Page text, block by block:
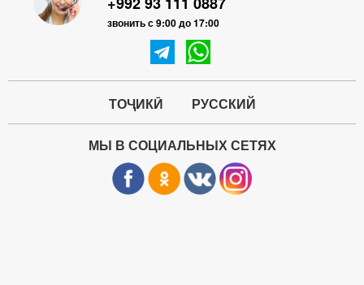
звонить с 9:00 до 17:00
ТОҶИКӢ РУССКИЙ
МЫ В СОЦИАЛЬНЫХ СЕТЯХ